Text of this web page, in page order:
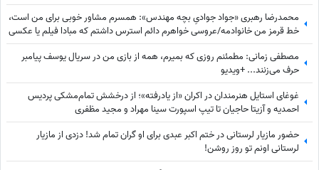
محمدرضا رهبری «جواد جوادیِ بچه مهندس»: همسرم مشاور خوبی برای من است،
خط قرمز من خانوادمه/عروسی خواهرم دائم استرس داشتم که مبادا فیلم یا عکسی
از من گرفته شود و بعدا برای من دردسر ایجاد کند!
مصطفی زمانی: مطمئنم روزی که بمیرم، همه از بازی من در سریال یوسف پیامبر
حرف می‌زنند... +ویدیو
غوغای استایل هنرمندان در اکران «از یادرفته»؛ از درخشش تمام‌مشکی پردیس
احمدیه و آزیتا حاجیان تا تیپ اسپورت سینا مهراد و مجید مظفری
حضور مازیار لرستانی در ختم اکبر عبدی برای او گران تمام شد! دزدی از مازیار
لرستانی اونم تو روز روشن!